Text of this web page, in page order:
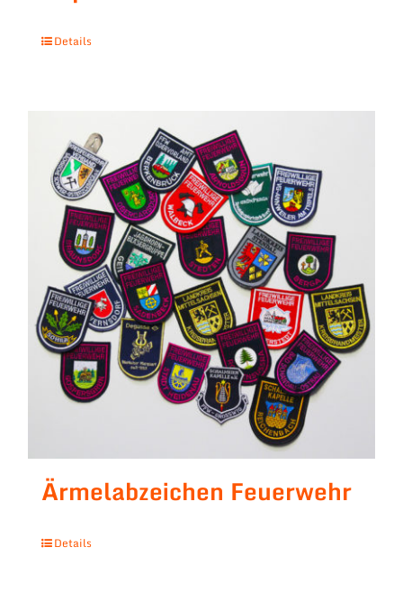
Details
Ärmelabzeichen Feuerwehr
Details